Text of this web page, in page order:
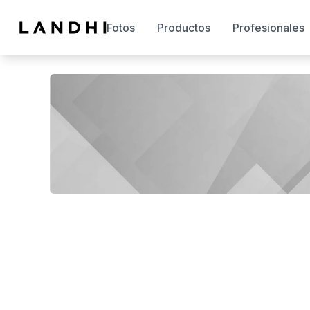
Fotos Productos Profesionales